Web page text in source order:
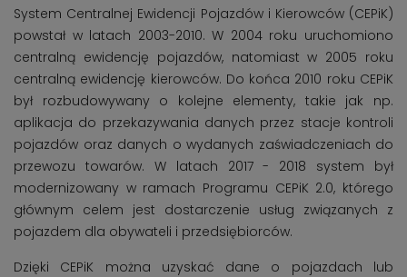
System Centralnej Ewidencji Pojazdów i Kierowców (CEPiK)
powstał w latach 2003-2010. W 2004 roku uruchomiono
centralną ewidencję pojazdów, natomiast w 2005 roku
centralną ewidencję kierowców. Do końca 2010 roku CEPiK
był rozbudowywany o kolejne elementy, takie jak np.
aplikacja do przekazywania danych przez stacje kontroli
pojazdów oraz danych o wydanych zaświadczeniach do
przewozu towarów. W latach 2017 - 2018 system był
modernizowany w ramach Programu CEPiK 2.0, którego
głównym celem jest dostarczenie usług związanych z
pojazdem dla obywateli i przedsiębiorców.
Dzięki CEPiK można uzyskać dane o pojazdach lub